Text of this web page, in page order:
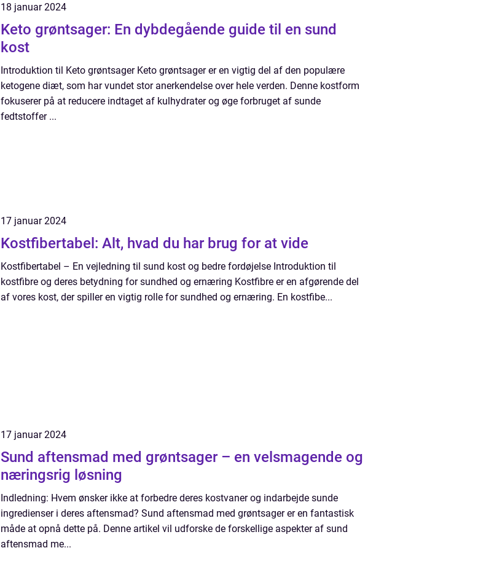
18 januar 2024
Keto grøntsager: En dybdegående guide til en sund
kost
Introduktion til Keto grøntsager Keto grøntsager er en vigtig del af den populære
ketogene diæt, som har vundet stor anerkendelse over hele verden. Denne kostform
fokuserer på at reducere indtaget af kulhydrater og øge forbruget af sunde
fedtstoffer ...
17 januar 2024
Kostfibertabel: Alt, hvad du har brug for at vide
Kostfibertabel – En vejledning til sund kost og bedre fordøjelse Introduktion til
kostfibre og deres betydning for sundhed og ernæring Kostfibre er en afgørende del
af vores kost, der spiller en vigtig rolle for sundhed og ernæring. En kostfibe...
17 januar 2024
Sund aftensmad med grøntsager – en velsmagende og
næringsrig løsning
Indledning: Hvem ønsker ikke at forbedre deres kostvaner og indarbejde sunde
ingredienser i deres aftensmad? Sund aftensmad med grøntsager er en fantastisk
måde at opnå dette på. Denne artikel vil udforske de forskellige aspekter af sund
aftensmad me...